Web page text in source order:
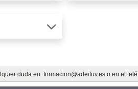
duda en: formacion@adeituv.es o en el